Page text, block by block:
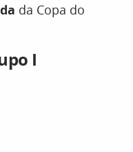
da Copa do
I